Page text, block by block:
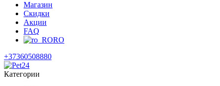
Магазин
Скидки
Акции
FAQ
RO
+37360508880
Категории